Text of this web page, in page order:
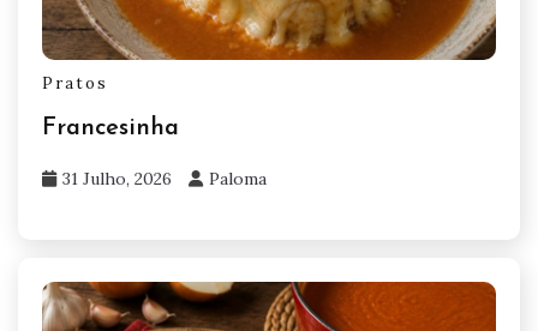
Pratos
Francesinha
31 Julho, 2026 Paloma